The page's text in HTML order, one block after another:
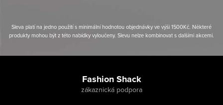
Sleva platí na jedno použití s minimální hodnotou objednávky ve výši 1500Kč. Některé
produkty mohou být z této nabídky vyloučeny. Slevu nelze kombinovat s dalšími akcemi.
Fashion Shack